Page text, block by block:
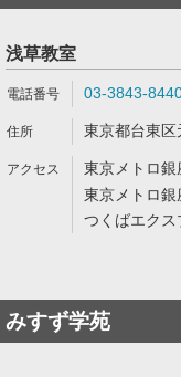
浅草教室
03-3843-
東京都台東
東京メトロ
東京メトロ
つくばエク
みすず学苑